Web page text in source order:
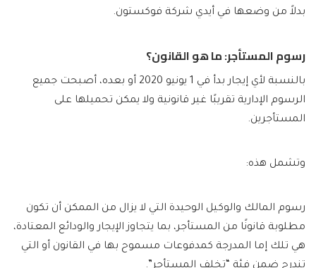
بدلاً من وضعها في أيدي شركة فوكستون.
رسوم المستأجر: ما هو القانون؟
بالنسبة لأي إيجار بدأ في 1 يونيو 2020 أو بعده، أصبحت جميع
الرسوم الإدارية تقريبًا غير قانونية ولا يمكن تحميلها على
المستأجرين.
وتشمل هذه:
رسوم المالك والوكيل الوحيدة التي لا يزال من الممكن أن تكون
مطلوبة قانونًا من المستأجر، بما يتجاوز الإيجار والودائع المعتادة،
هي تلك إما المدرجة كمدفوعات مسموح بها في القانون أو التي